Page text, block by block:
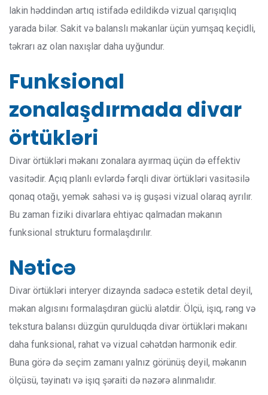
lakin həddindən artıq istifadə edildikdə vizual qarışıqlıq
yarada bilər. Sakit və balanslı məkanlar üçün yumşaq keçidli,
təkrarı az olan naxışlar daha uyğundur.
Funksional
zonalaşdırmada divar
örtükləri
Divar örtükləri məkanı zonalara ayırmaq üçün də effektiv
vasitədir. Açıq planlı evlərdə fərqli divar örtükləri vasitəsilə
qonaq otağı, yemək sahəsi və iş guşəsi vizual olaraq ayrılır.
Bu zaman fiziki divarlara ehtiyac qalmadan məkanın
funksional strukturu formalaşdırılır.
Nəticə
Divar örtükləri interyer dizaynda sadəcə estetik detal deyil,
məkan algısını formalaşdıran güclü alətdir. Ölçü, işıq, rəng və
tekstura balansı düzgün qurulduqda divar örtükləri məkanı
daha funksional, rahat və vizual cəhətdən harmonik edir.
Buna görə də seçim zamanı yalnız görünüş deyil, məkanın
ölçüsü, təyinatı və işıq şəraiti də nəzərə alınmalıdır.